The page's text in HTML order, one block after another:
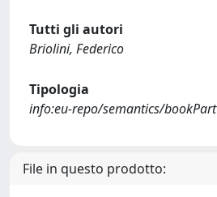
Tutti gli autori
Briolini, Federico
Tipologia
info:eu-repo/semantics/bookPart
File in questo prodotto: